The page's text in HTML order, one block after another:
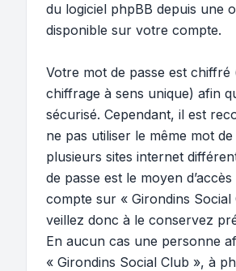
du logiciel phpBB depuis une
disponible sur votre compte.
Votre mot de passe est chiffré
chiffrage à sens unique) afin
sécurisé. Cependant, il est
ne pas utiliser le même mot
plusieurs sites internet
de passe est le moyen
compte sur « Girondins Social
veillez donc à le conservez
En aucun cas une personne
« Girondins Social Club », à